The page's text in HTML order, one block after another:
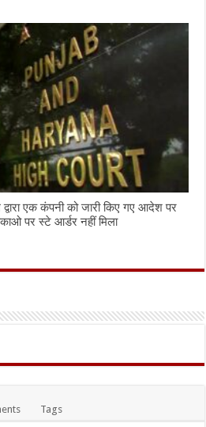
एक कंपनी को जारी किए गए आदेश पर
पर स्टे आर्डर नहीं मिला
Tags